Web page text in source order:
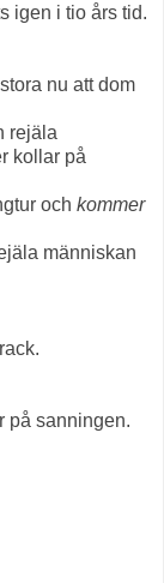
igen i tio års tid.
nu att dom
rejäla
kollar på
och kommer
människan
på sanningen.